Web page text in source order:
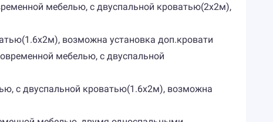
мебелью, с двуспальной кроватью(2х2м),
возможна установка доп.кровати
мебелью, с двуспальной
с двуспальной кроватью(1.6х2м), возможна